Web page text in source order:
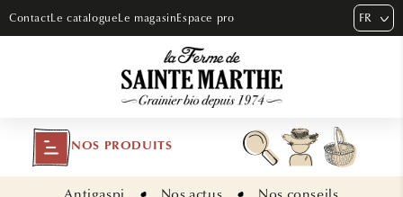
ET PASSER
ContactLe catalogueLe magasinEspace pro FR
NOS PRODUITS